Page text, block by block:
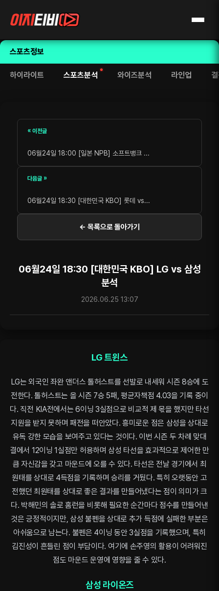
스포츠정보
하이라이트 스포츠분석 와이즈분석 라인업
« 이전글
06월24일 18:00 [일본 NPB] 소프트뱅크 ...
다음글 »
06월24일 18:30 [대한민국 KBO] 롯데 vs...
← 목록으로 돌아가기
06월24일 18:30 [대한민국 KBO] LG vs 삼성
분석
2026.06.25 13:07
LG 트윈스
LG는 외국인 좌완 앤더스 톨허스트를 선발로 내세워 시즌 8승에 도
전한다. 톨허스트는 올 시즌 7승 5패, 평균자책점 4.03을 기록 중이
다. 직전 KIA전에서는 6이닝 3실점으로 비교적 제 몫을 했지만 타선
지원을 받지 못하며 패전을 떠안았다. 흥미로운 점은 삼성을 상대로
유독 강한 모습을 보여주고 있다는 것이다. 이번 시즌 두 차례 맞대
결에서 12이닝 1실점만 허용하며 삼성 타선을 효과적으로 제어한 만
큼 자신감을 갖고 마운드에 오를 수 있다. 타선은 전날 경기에서 최
원태를 상대로 4득점을 기록하며 승리를 거뒀다. 특히 오랫동안 고
전했던 최원태를 상대로 좋은 결과를 만들어냈다는 점이 의미가 크
다. 박해민의 솔로 홈런을 비롯해 필요한 순간마다 점수를 만들어낸
것은 긍정적이지만, 삼성 불펜을 상대로 추가 득점에 실패한 부분은
아쉬움으로 남는다. 불펜은 4이닝 동안 3실점을 기록했으며, 특히
김진성이 흔들린 점이 부담이다. 여기에 손주영의 활용이 어려워진
점도 마운드 운영에 영향을 줄 수 있다.
삼성 라이온즈